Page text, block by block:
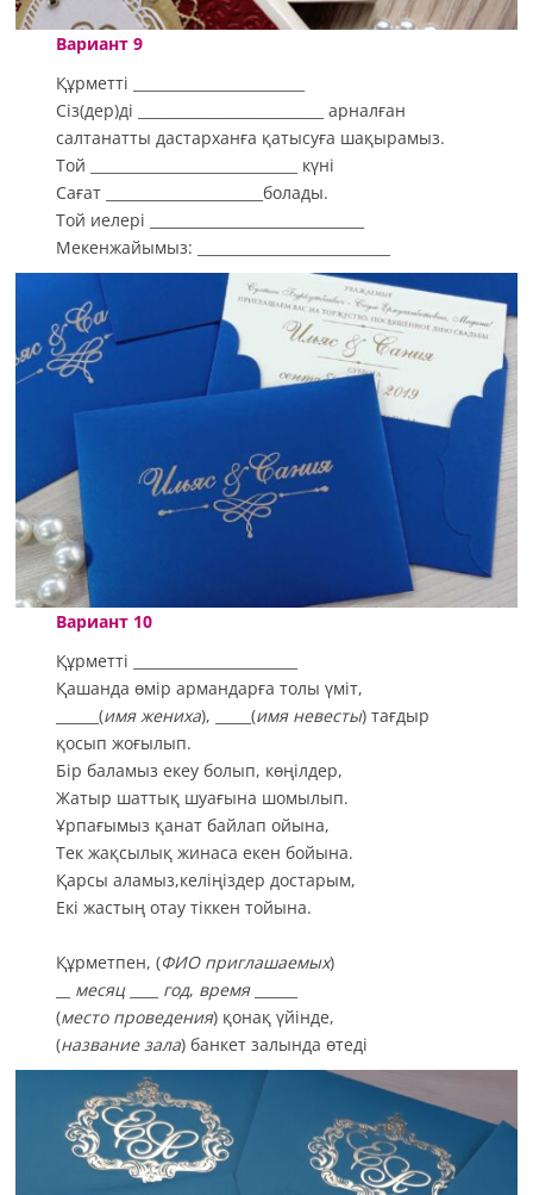
Вариант 9
Құрметті ________________________
Сіз(дер)ді __________________________ арналған
салтанатты дастарханға қатысуға шақырамыз.
Той _____________________________ күні
Сағат ______________________болады.
Той иелері ______________________________
Мекенжайымыз: ___________________________
Вариант 10
Құрметті _______________________
Қашанда өмір армандарға толы үміт,
______(имя жениха), _____(имя невесты) тағдыр
қосып жоғылып.
Бір баламыз екеу болып, көңілдер,
Жатыр шаттық шуағына шомылып.
Ұрпағымыз қанат байлап ойына,
Тек жақсылық жинаса екен бойына.
Қарсы аламыз,келіңіздер достарым,
Екі жастың отау тіккен тойына.
Құрметпен, (ФИО приглашаемых)
месяц год, время______
(место проведения) қонақ үйінде,
(название зала) банкет залында өтеді